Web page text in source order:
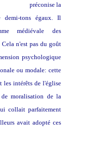
préconise la
tons égaux. Il
médiévale des
n'est pas du goût
psychologique
ou modale: cette
les intérêts de l'église
moralisation de la
collait parfaitement
avait adopté ces